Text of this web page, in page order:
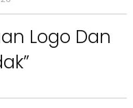
Logo Dan